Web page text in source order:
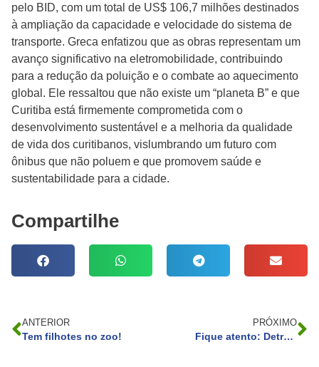
pelo BID, com um total de US$ 106,7 milhões destinados
à ampliação da capacidade e velocidade do sistema de
transporte. Greca enfatizou que as obras representam um
avanço significativo na eletromobilidade, contribuindo
para a redução da poluição e o combate ao aquecimento
global. Ele ressaltou que não existe um “planeta B” e que
Curitiba está firmemente comprometida com o
desenvolvimento sustentável e a melhoria da qualidade
de vida dos curitibanos, vislumbrando um futuro com
ônibus que não poluem e que promovem saúde e
sustentabilidade para a cidade.
Compartilhe
ANTERIOR
Tem filhotes no zoo!
PRÓXIMO
Fique atento: Detran-PR alerta para golpe com mensagens falsas referentes à suspensão da CNH